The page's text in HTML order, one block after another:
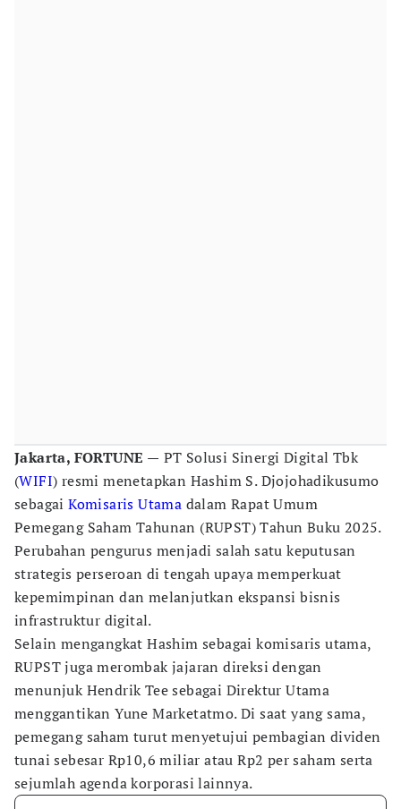
Jakarta, FORTUNE — PT Solusi Sinergi Digital Tbk
(WIFI) resmi menetapkan Hashim S. Djojohadikusumo
sebagaiKomisaris Utama dalam Rapat Umum
Pemegang Saham Tahunan (RUPST) Tahun Buku 2025.
Perubahan pengurus menjadi salah satu keputusan
strategis perseroan di tengah upaya memperkuat
kepemimpinan dan melanjutkan ekspansi bisnis
infrastruktur digital.
Selain mengangkat Hashim sebagai komisaris utama,
RUPST juga merombak jajaran direksi dengan
menunjuk Hendrik Tee sebagai Direktur Utama
menggantikan Yune Marketatmo. Di saat yang sama,
pemegang saham turut menyetujui pembagian dividen
tunai sebesar Rp10,6 miliar atau Rp2 per saham serta
sejumlah agenda korporasi lainnya.